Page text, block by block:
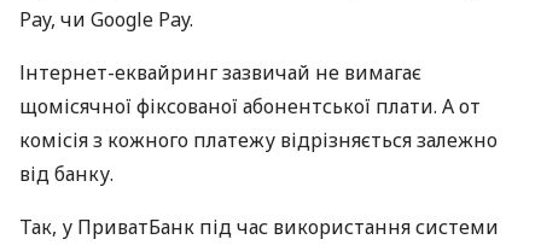
Pay, чи Google Pay.
Інтернет-еквайринг зазвичай не вимагає
щомісячної фіксованої абонентської плати. А от
комісія з кожного платежу відрізняється залежно
від банку.
Так, у ПриватБанк під час використання системи